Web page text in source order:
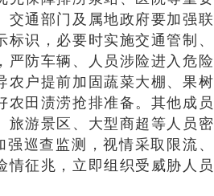
交通部门及属地政府要加强联
识，必要时实施交通管制、
严防车辆、人员涉险进入危险
农户提前加固蔬菜大棚、果树
田渍涝抢排准备。其他成员
旅游景区、大型商超等人员密
巡查监测，视情采取限流、
征兆，立即组织受威胁人员